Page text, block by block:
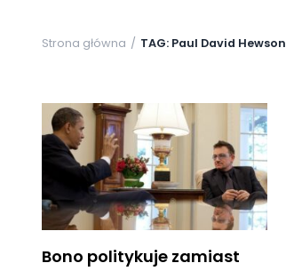
Strona główna TAG: Paul David Hewson
Bono politykuje zamiast